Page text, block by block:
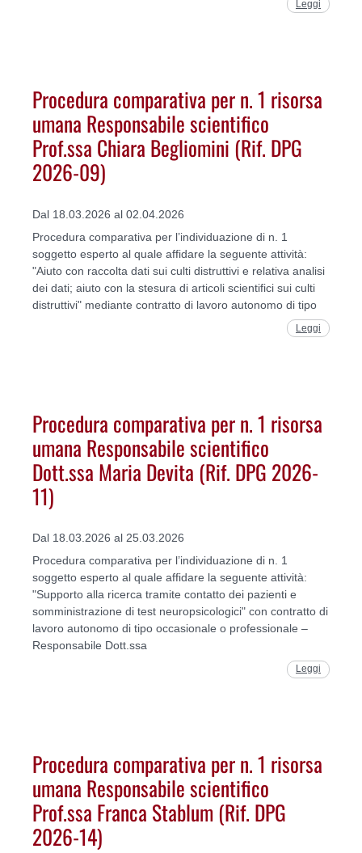
Leggi
Procedura comparativa per n. 1 risorsa
umana Responsabile scientifico
Prof.ssa Chiara Begliomini (Rif. DPG
2026-09)
Dal 18.03.2026 al 02.04.2026
Procedura comparativa per l’individuazione di n. 1
soggetto esperto al quale affidare la seguente attività:
"Aiuto con raccolta dati sui culti distruttivi e relativa analisi
dei dati; aiuto con la stesura di articoli scientifici sui culti
distruttivi" mediante contratto di lavoro autonomo di tipo
Leggi
Procedura comparativa per n. 1 risorsa
umana Responsabile scientifico
Dott.ssa Maria Devita (Rif. DPG 2026-
11)
Dal 18.03.2026 al 25.03.2026
Procedura comparativa per l’individuazione di n. 1
soggetto esperto al quale affidare la seguente attività:
"Supporto alla ricerca tramite contatto dei pazienti e
somministrazione di test neuropsicologici" con contratto di
lavoro autonomo di tipo occasionale o professionale –
Responsabile Dott.ssa
Leggi
Procedura comparativa per n. 1 risorsa
umana Responsabile scientifico
Prof.ssa Franca Stablum (Rif. DPG
2026-14)